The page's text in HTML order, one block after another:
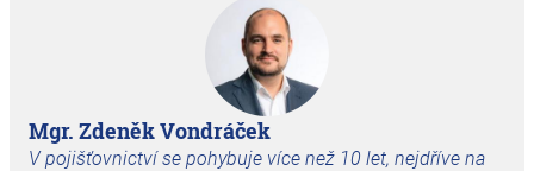
Mgr. Zdeněk Vondráček
V pojišťovnictví se pohybuje více než 10 let, nejdříve na